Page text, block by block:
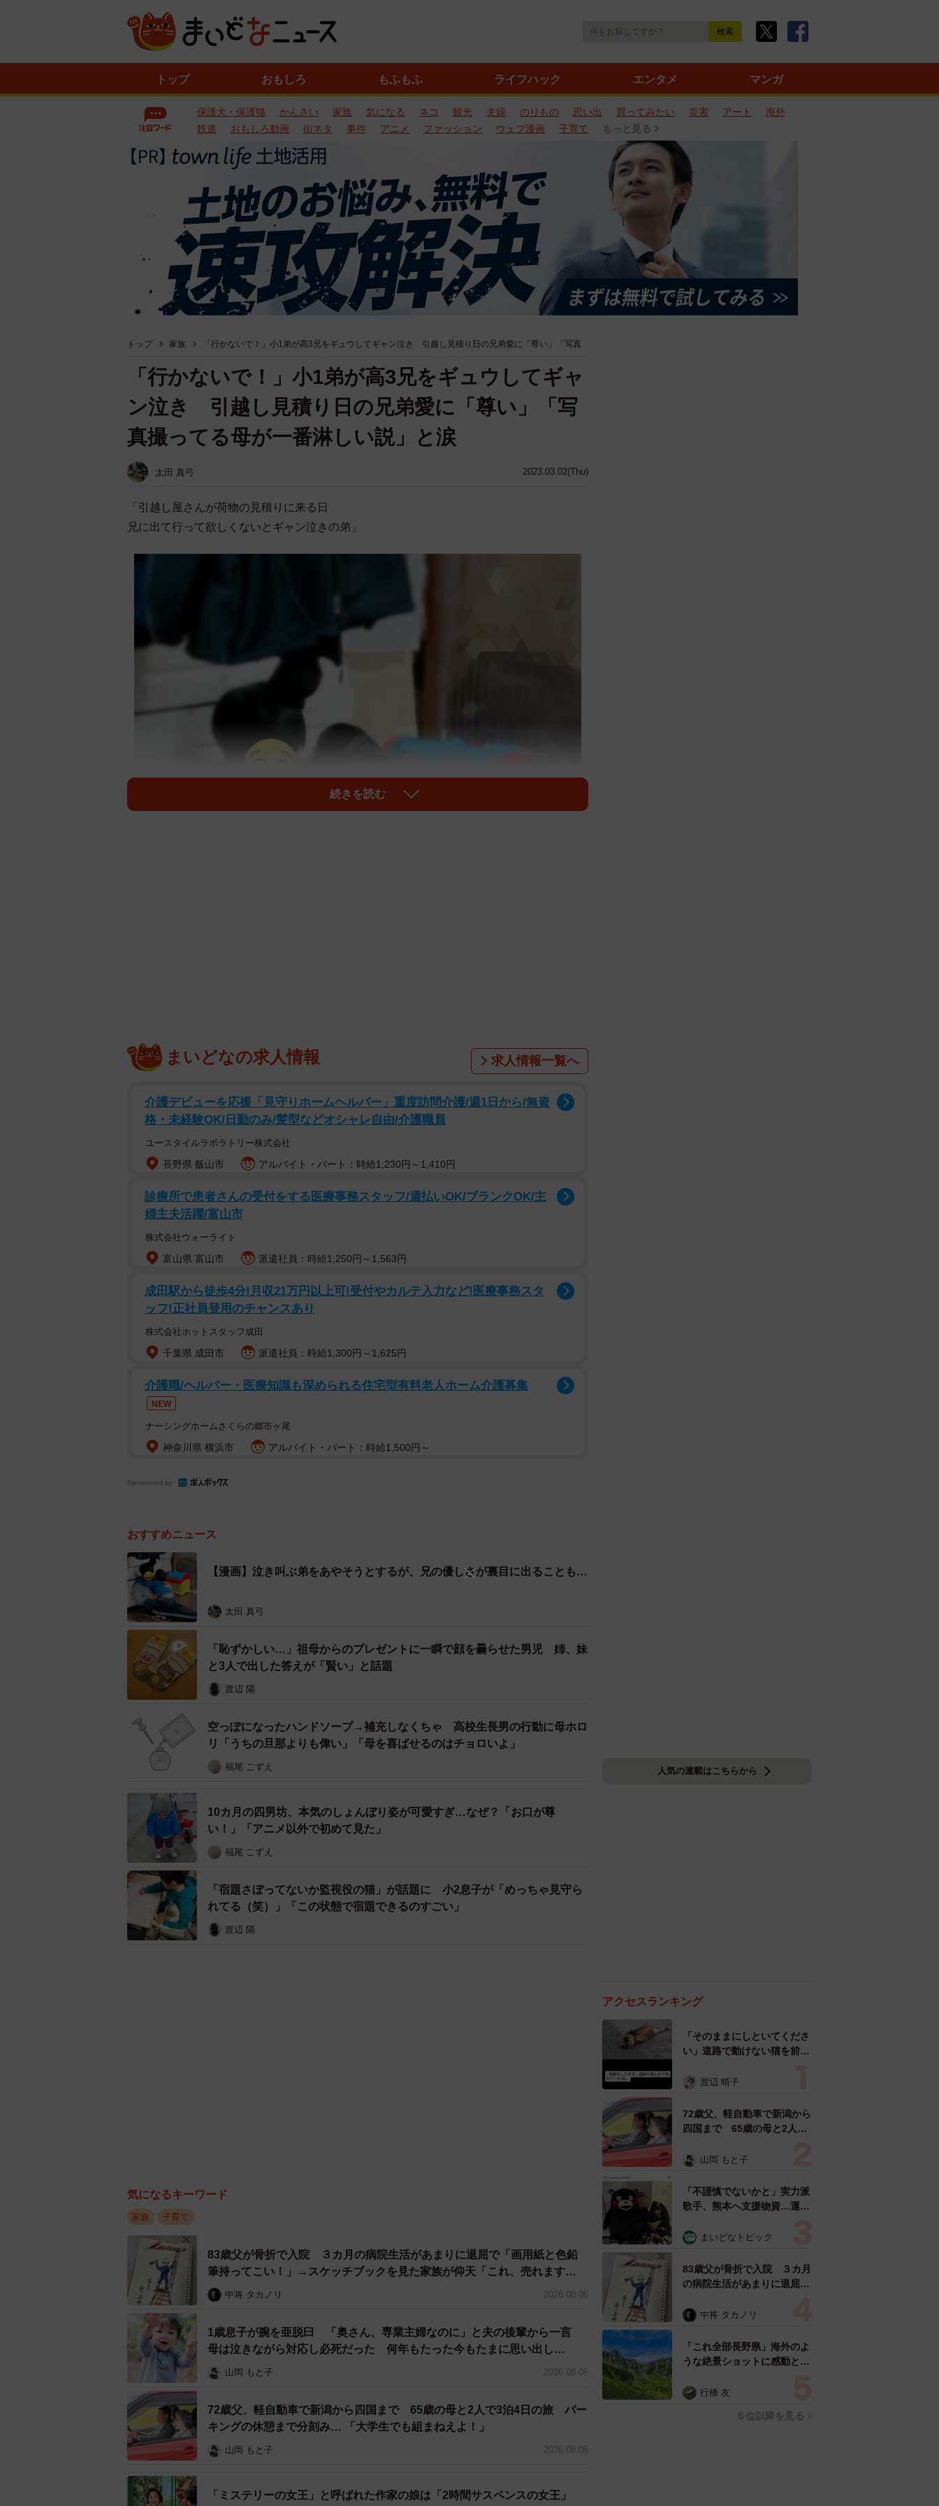
トップ おもしろ もふもふ ライフハック エンタメ マンガ
保護犬・保護猫 かんさい 家族 気になる ネコ 観光 夫婦 のりもの 思い出 買ってみたい 災害 アート
海外
鉄道
おもしろ動画 街ネタ 事件 アニメ ファッション ウェブ漫画 子育て もっと見る
トップ 家族 「行かないで！」小1弟が高3兄をギュウしてギャン泣き 引越し見積り日の兄弟愛に「尊い」「写真
2023.03.02(Thu)
「行かないで！」小1弟が高3兄をギュウしてギャ
ン泣き 引越し見積り日の兄弟愛に「尊い」「写
真撮ってる母が一番淋しい説」と涙
太田 真弓
「引越し屋さんが荷物の見積りに来る日
兄に出て行って欲しくないとギャン泣きの弟」
1/7
ギャン泣きでしがみつく弟と、弟が泣き止むおもしろ動画を探している兄の図（羅鳩さんTwitterより）
イラストレーターの羅鳩さんがTwitterに投稿した写真には、お兄ちゃんにしがみつくように
膝に乗っている弟と、スマホ片手に弟の背中にそっと手を添えているお兄ちゃん。弟をなだ
めつつもギャン泣きが止まらなかったので、このスマホで泣き止むためのおもしろ動画を探
していたのだそう。
この投稿に、
「息子さんかわいい」
「泣けてくる」
「美しい兄弟愛 いいですね」
「うちの息子もそんな日がくるんだろうなぁ…としみじみしちゃいました」
「兄優しい…」
「弟君の動画探してたんですね…背中にそっと添えられた手が優しいなぁ～」
「この写真撮ってツイートしてる母が実は一番淋しい説…」
と、ツイ民もしみじみと見守っていた様子。
羅鳩さんにお話を伺ってみました。
な…！」という気持ち
――弟くんの号泣っぷりが伝わってきます。お兄ちゃんは春から一人暮らしを？
はい、3月に飛行機の距離に引越し予定です。
――お兄ちゃんが大好きなのですね。
兄には何でも許されると思っている弟です。弟が私に叱られていると、見かねて兄が助け舟
を出してきます。6歳離れている姉もいるのですが、こちらはお互いが親分＆子分のよう
のような関係です。
ずっと「お兄ちゃんはもうすぐいなくなるんだよ」とは伝えていましたが、引越しの見積り
の方が来て「本当なんだ…」と自覚したようです（泣）。
――お兄ちゃん、弟くんのために動画を探してくれていましたがその後、落ち着きました
か？
ギャン泣きの後、二人で動画を見て笑っていました。それからしばらくは小学校から帰る度
に、「兄ちゃんもう出ていった…!?」と半泣きになりながら聞いてきました笑。「部屋でゲ
ームしてるよ」と言えばチェックしに行ってました。
――かわいいし切ないです。スタートの春を迎えるお兄ちゃん、見送るご家族…となるわけ
ですね。
長男には全く知らない土地での生活になるので「心折れるなら帰って来いよ…！」という思
いと「でも歯ぁ食いしばって頑張らなきゃいかん時もある…っっ」という感情でせめぎ合っ
ています。姉（妹）も弟も今まで甘えることができていた「兄」という存在が家から無くな
続きを読む
まいどなの求人情報 求人情報一覧へ
介護デビューを応援「見守りホームヘルパー」重度訪問介護/週1日から/無資
格・未経験OK/日勤のみ/髪型などオシャレ自由/介護職員
ユースタイルラボラトリー株式会社
長野県 飯山市 アルバイト・パート：時給1,230円～1,410円
診療所で患者さんの受付をする医療事務スタッフ/週払いOK/ブランクOK/主
婦主夫活躍/富山市
株式会社ウォーライト
富山県 富山市 派遣社員：時給1,250円～1,563円
成田駅から徒歩4分!月収21万円以上可!受付やカルテ入力など!医療事務スタ
ッフ!正社員登用のチャンスあり
株式会社ホットスタッフ成田
千葉県 成田市 派遣社員：時給1,300円～1,625円
介護職/ヘルパー・医療知識も深められる住宅型有料老人ホーム介護募集
NEW
ナーシングホームさくらの郷市ヶ尾
神奈川県 横浜市 アルバイト・パート：時給1,500円～
Sponsored by
おすすめニュース
【漫画】泣き叫ぶ弟をあやそうとするが、兄の優しさが裏目に出ることも…
太田 真弓
「恥ずかしい…」祖母からのプレゼントに一瞬で顔を曇らせた男児 姉、妹
と3人で出した答えが「賢い」と話題
渡辺 陽
空っぽになったハンドソープ→補充しなくちゃ 高校生長男の行動に母ホロ
リ「うちの旦那よりも偉い」「母を喜ばせるのはチョロいよ」
福尾 こずえ
10カ月の四男坊、本気のしょんぼり姿が可愛すぎ…なぜ？「お口が尊
い！」「アニメ以外で初めて見た」
福尾 こずえ
「宿題さぼってないか監視役の猫」が話題に 小2息子が「めっちゃ見守ら
れてる（笑）」「この状態で宿題できるのすごい」
渡辺 陽
気になるキーワード
家族 子育て
83歳父が骨折で入院 ３カ月の病院生活があまりに退屈で「画用紙と色鉛
筆持ってこい！」→スケッチブックを見た家族が仰天「これ、売れます
よ…」
中将 タカノリ 2026.08.06
1歳息子が腕を亜脱臼 「奥さん、専業主婦なのに」と夫の後輩から一言
母は泣きながら対応し必死だった 何年もたった今もたまに思い出し…
山岡 もと子 2026.08.06
72歳父、軽自動車で新潟から四国まで 65歳の母と2人で3泊4日の旅 パー
キングの休憩まで分刻み… 「大学生でも組まねえよ！」
山岡 もと子 2026.08.06
「ミステリーの女王」と呼ばれた作家の娘は「2時間サスペンスの女王」
人気の連載はこちらから
アクセスランキング
「そのままにしといてくださ
い」道路で動けない猫を前に
ようとした4日間 「命の重
表の訴え
渡辺 晴子
72歳父、軽自動車で新潟から
四国まで 65歳の母と2人で
憩まで分刻み… 「大学生で
山岡 もと子
「不謹慎でないかと」実力派
歌手、熊本へ支援物資…運搬
めらい 「痛いほど伝わる」
まいどなトピック
83歳父が骨折で入院 ３カ月
の病院生活があまりに退屈で
い！」→スケッチブックを見
すよ…」
中将 タカノリ
「これ全部長野県」海外のよ
うな絶景ショットに感動と反
ったんだって気づいた」
行橋 友
６位以降を見る